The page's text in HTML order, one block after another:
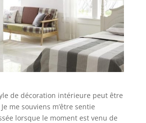
de décoration intérieure peut être
me souviens m’être sentie
lorsque le moment est venu de